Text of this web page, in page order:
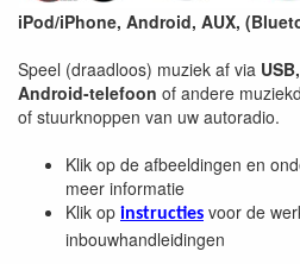
iPod/iPhone, Android, AUX,
Speel (draadloos) muziek af via
Android-telefoon of andere
of stuurknoppen van uw autoradio.
Klik op de afbeeldingen en
meer informatie
Klik op instructies voor de
inbouwhandleidingen